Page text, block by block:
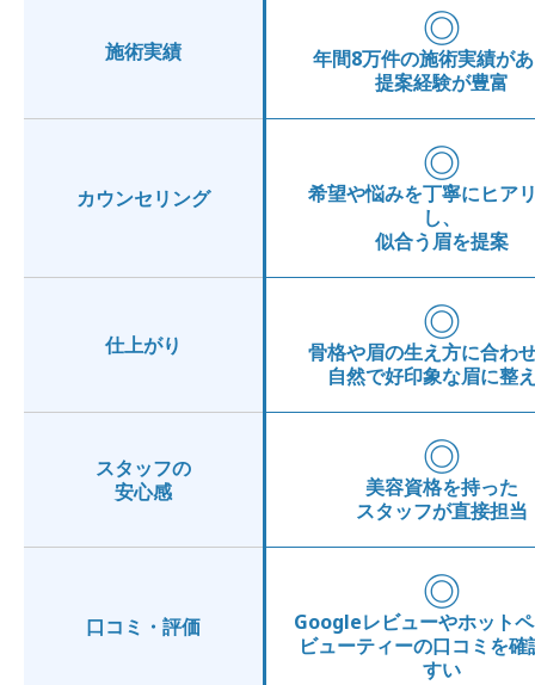
施術実績 ◎
年間8万件の施術実績が
提案経験が豊富
カウンセリング
◎
希望や悩みを丁寧にヒア
し、
似合う眉を提案
仕上がり ◎
骨格や眉の生え方に合わ
自然で好印象な眉に整
スタッフの
安心感
◎
美容資格を持った
スタッフが直接担当
口コミ・評価
◎
Googleレビューやホット
ビューティーの口コミを確
すい